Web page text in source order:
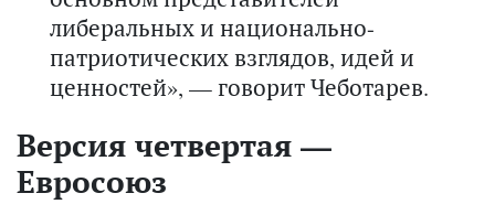
либеральных и национально-
патриотических взглядов, идей и
ценностей», — говорит Чеботарев.
Версия четвертая —
Евросоюз